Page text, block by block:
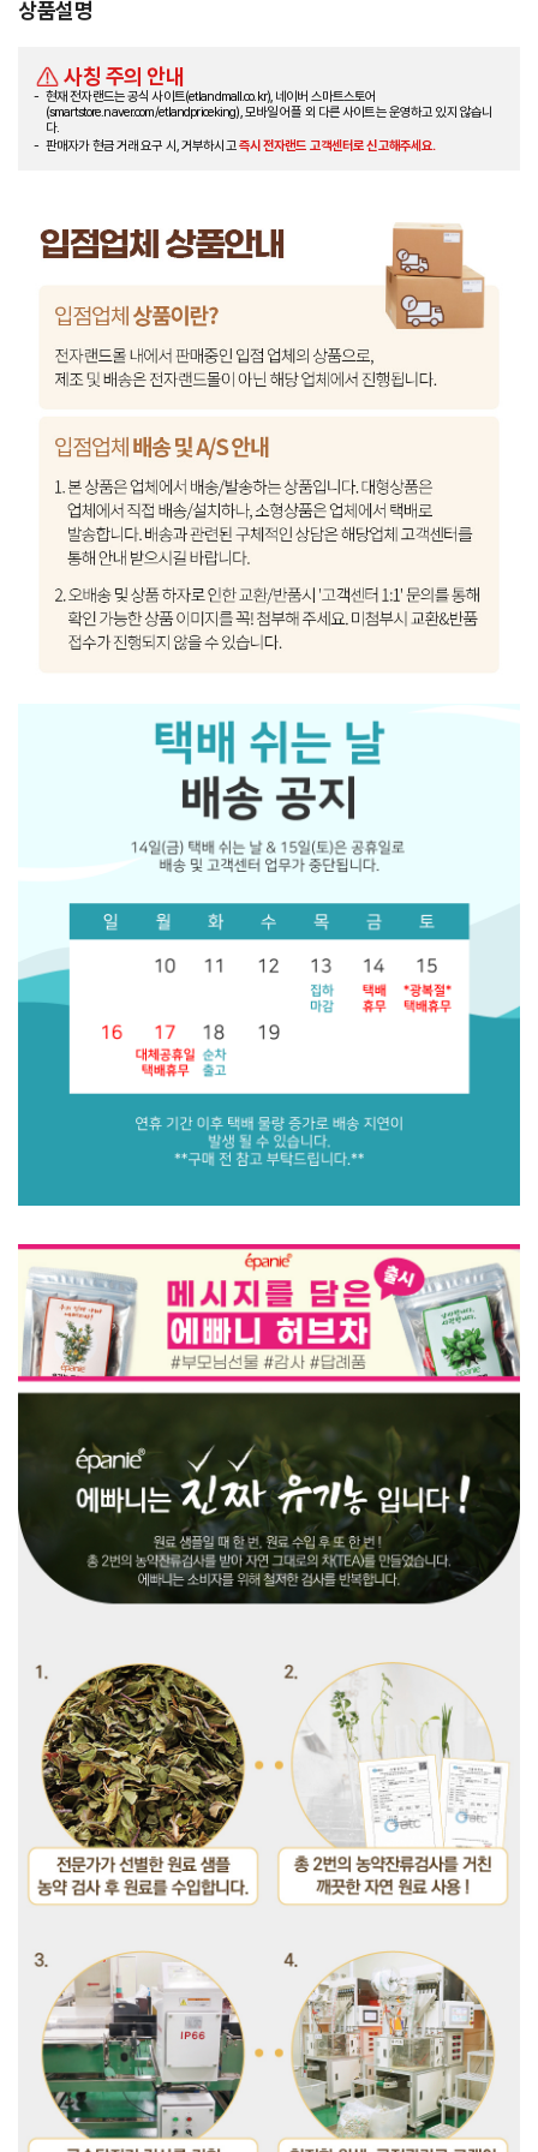
상품설명
사칭 주의 안내
현재 전자랜드는 공식 사이트(etlandmall.co.kr), 네이버 스마트스토어
(smartstore.naver.com/etlandpriceking), 모바일 어플 외 다른 사이트는 운영하고 있지 않습니
다.
판매자가 현금 거래 요구 시, 거부하시고즉시 전자랜드 고객센터로 신고해주세요.